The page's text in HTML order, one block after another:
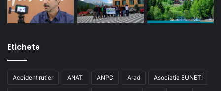
Etichete
Accident rutier ANAT ANPC Arad Asociatia BUNETI